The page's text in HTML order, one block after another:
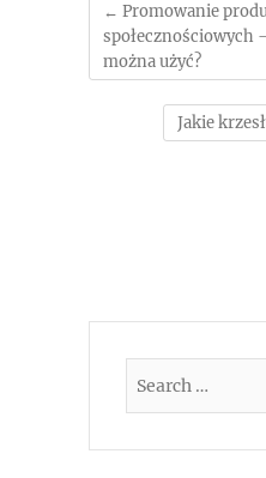
← Promowanie
społecznościowych
można użyć?
Jakie